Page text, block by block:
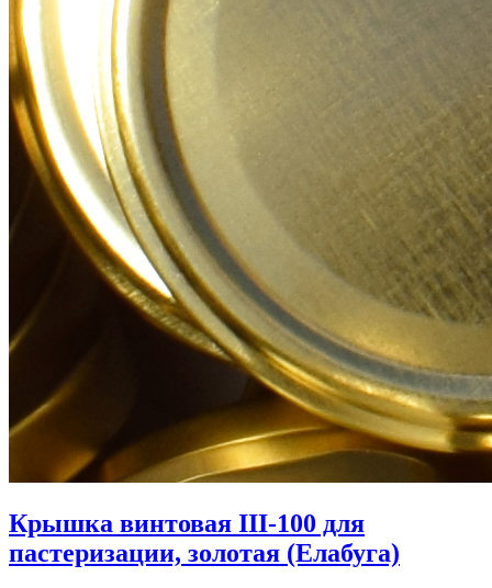
Крышка винтовая III-100 для
пастеризации, золотая (Елабуга)